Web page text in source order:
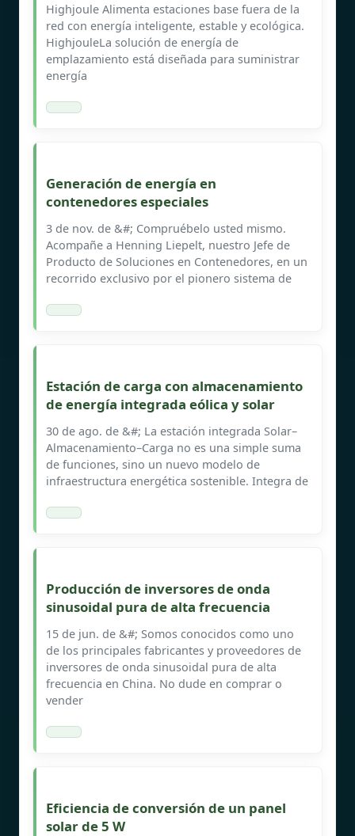
Highjoule Alimenta estaciones base fuera de la
red con energía inteligente, estable y ecológica.
HighjouleLa solución de energía de
emplazamiento está diseñada para suministrar
energía
Generación de energía en
contenedores especiales
3 de nov. de &#; Compruébelo usted mismo.
Acompañe a Henning Liepelt, nuestro Jefe de
Producto de Soluciones en Contenedores, en un
recorrido exclusivo por el pionero sistema de
Estación de carga con almacenamiento
de energía integrada eólica y solar
30 de ago. de &#; La estación integrada Solar–
Almacenamiento–Carga no es una simple suma
de funciones, sino un nuevo modelo de
infraestructura energética sostenible. Integra de
Producción de inversores de onda
sinusoidal pura de alta frecuencia
15 de jun. de &#; Somos conocidos como uno
de los principales fabricantes y proveedores de
inversores de onda sinusoidal pura de alta
frecuencia en China. No dude en comprar o
vender
Eficiencia de conversión de un panel
solar de 5 W